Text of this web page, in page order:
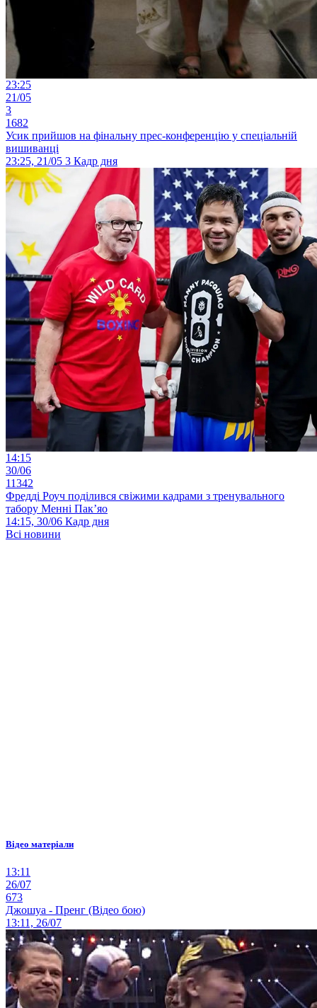
23:25
21/05
3
1682
Усик прийшов на фінальну прес-конференцію у спеціальній
вишиванці
23:25, 21/05 3 Кадр дня
14:15
30/06
11342
Фредді Роуч поділився свіжими кадрами з тренувального
табору Менні Пак’яо
14:15, 30/06 Кадр дня
Всі новини
Відео матеріали
13:11
26/07
673
Джошуа - Пренг (Відео бою)
13:11, 26/07